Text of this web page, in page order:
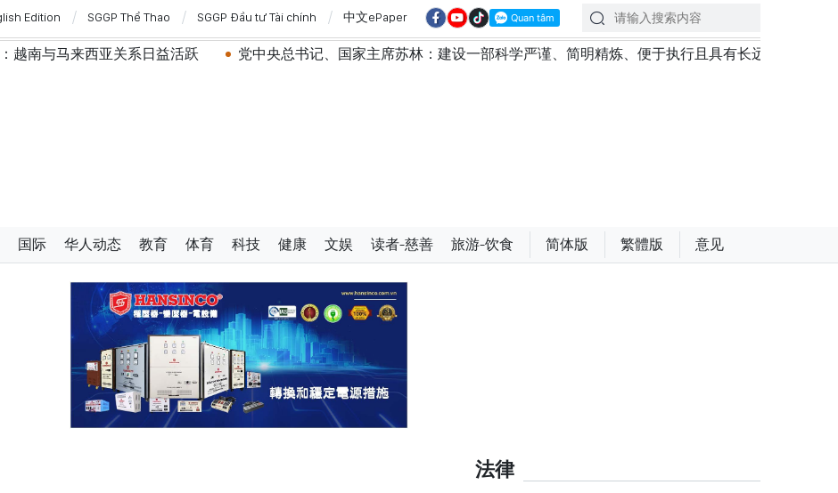
Edition SGGP Thể Thao SGGP Đầu tư Tài chính 中文ePaper
亚关系日益活跃 党中央总书记、国家主席苏林：建设一部科学严谨、简明精炼、便于执行且具有长远生命力的党章
国际 华人动态 教育 体育 科技 健康 文娱 读者-慈善 旅游-饮食 简体版 繁體版 意见
法律